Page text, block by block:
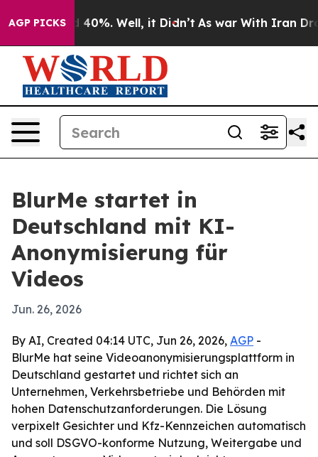
AGP PICKS40%. Well, it Didn’t As war With Iran Drove
BlurMe startet in
Deutschland mit KI-
Anonymisierung für
Videos
Jun. 26, 2026
By AI, Created 04:14 UTC, Jun 26, 2026, AGP -
BlurMe hat seine Videoanonymisierungsplattform in
Deutschland gestartet und richtet sich an
Unternehmen, Verkehrsbetriebe und Behörden mit
hohen Datenschutzanforderungen. Die Lösung
verpixelt Gesichter und Kfz-Kennzeichen automatisch
und soll DSGVO-konforme Nutzung, Weitergabe und